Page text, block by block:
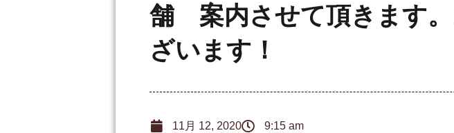
舗 案内させて頂きます
ざいます！
11月 12, 2020 9:15 am